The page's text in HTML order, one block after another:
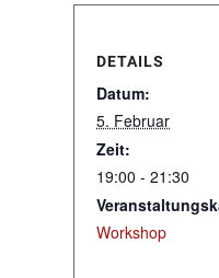
DETAILS
Datum:
5. Februar
Zeit:
19:00 - 21:30
Workshop